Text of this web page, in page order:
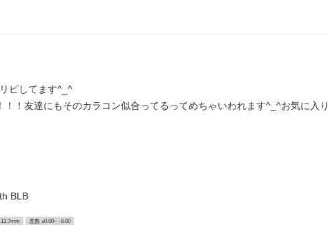
ピしてます^_^
！友達にもそのカラコン似合ってるってめちゃいわれます^_^お気に入り
BLB
度数 ±0.00~ -8.00